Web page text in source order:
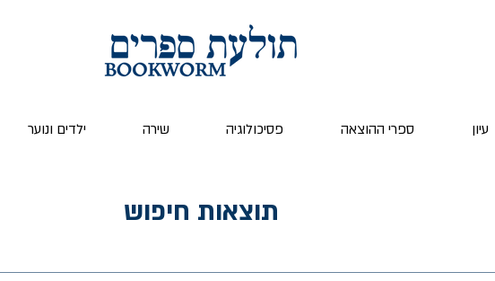
עיון ספרי ההוצאה פסיכולוגיה שירה ילדים ונוער
תוצאות חיפוש